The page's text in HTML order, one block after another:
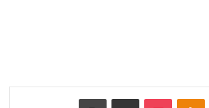
بوكيت مشاركة عبر البريد